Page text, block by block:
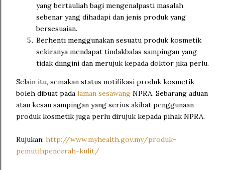
yang bertauliah bagi mengenalpasti masalah
sebenar yang dihadapi dan jenis produk yang
bersesuaian.
Berhenti menggunakan sesuatu produk kosmetik
sekiranya mendapat tindakbalas sampingan yang
tidak diingini dan merujuk kepada doktor jika perlu.
Selain itu, semakan status notifikasi produk kosmetik
boleh dibuat pada laman sesawang NPRA. Sebarang aduan
atau kesan sampingan yang serius akibat penggunaan
produk kosmetik juga perlu dirujuk kepada pihak NPRA.
Rujukan: http://www.myhealth.gov.my/produk-
pemutihpencerah-kulit/